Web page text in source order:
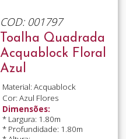
COD: 001797
Toalha Quadrada
Acquablock Floral
Azul
Material: Acquablock
Cor: Azul Flores
Dimensões:
* Largura: 1.80m
* Profundidade: 1.80m